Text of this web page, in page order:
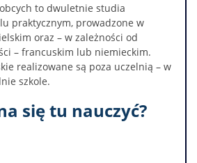
to dwuletnie studia
praktycznym, prowadzone w
oraz – w zależności od
– francuskim lub niemieckim.
realizowane są poza uczelnią – w
szkole.
się tu nauczyć?